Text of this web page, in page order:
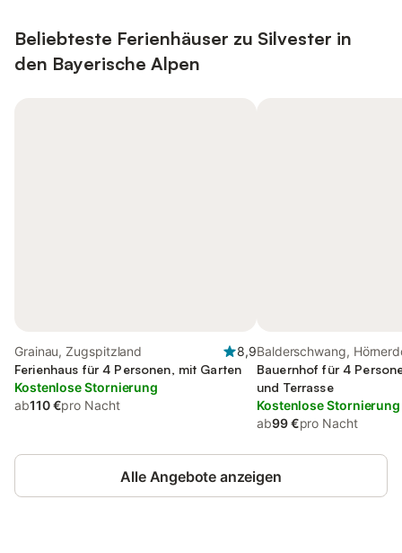
Beliebteste Ferienhäuser zu Silvester in
den Bayerische Alpen
Grainau, Zugspitzland
8,9
Ferienhaus für 4 Personen, mit Garten
Kostenlose Stornierung
ab110 €pro Nacht
Balderschwang,
Bauernhof für 4
und Terrasse
Kostenlose Stornierung
ab99 €pro Nacht
Alle Angebote anzeigen